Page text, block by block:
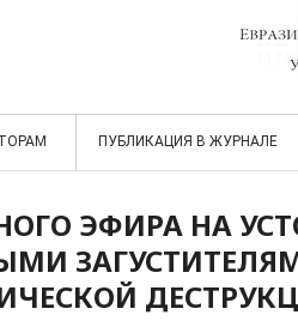
ПУБЛИКАЦИЯ В ЖУРНАЛЕ
ЭФИРА НА